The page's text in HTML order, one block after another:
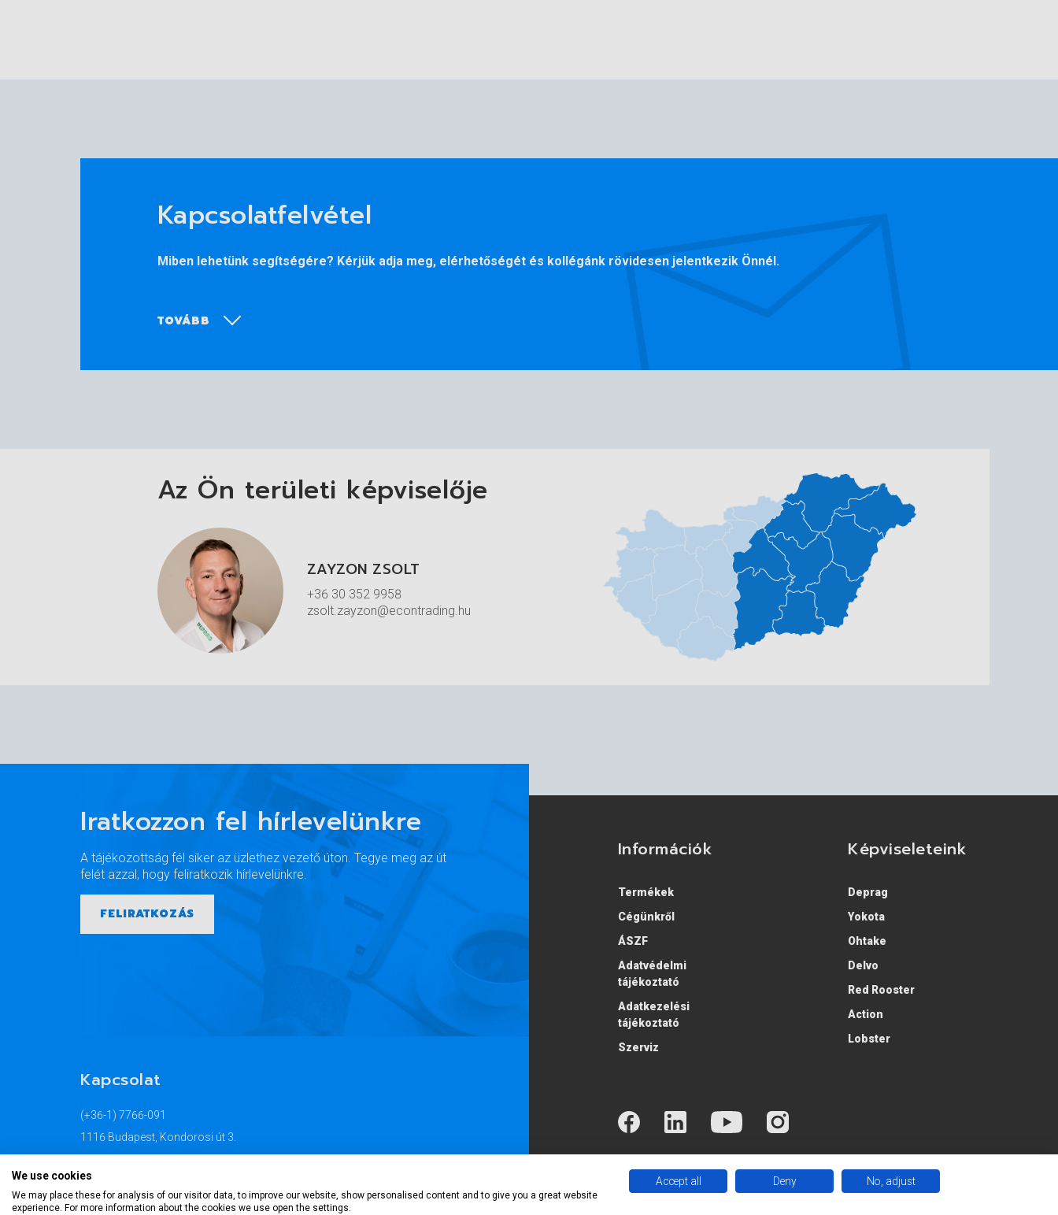
Kapcsolatfelvétel
Miben lehetünk segítségére? Kérjük adja meg, elérhetőségét és kollégánk rövidesen jelentkezik Önnél.
TOVÁBB
Az Ön területi képviselője
ZAYZON ZSOLT
+36 30 352 9958
zsolt.zayzon@econtrading.hu
Iratkozzon fel hírlevelünkre
A tájékozottság fél siker az üzlethez vezető úton. Tegye meg az út
felét azzal, hogy feliratkozik hírlevelünkre.
FELIRATKOZÁS
Kapcsolat
(+36-1) 7766-091
1116 Budapest, Kondorosi út 3.
TOVÁBB
Információk
Termékek
Cégünkről
ÁSZF
Adatvédelmi
tájékoztató
Adatkezelési
tájékoztató
Szerviz
Képviseleteink
Deprag
Yokota
Ohtake
Delvo
Red Rooster
Action
Lobster
2026 Econ Trading Kft. / Minden jog fentartva.
We use cookies
We may place these for analysis of our visitor data, to improve our website, show personalised content and to give you a great website
experience. For more information about the cookies we use open the settings.
Accept all Deny No, adjust